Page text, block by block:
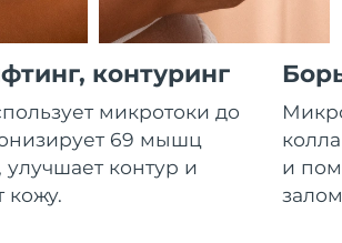
контуринг
микротоки до
69 мышц
контур и
кожу.
и
Для мужчин
Ожидаемая дата доставки
Ожидаемая дата доставки
Ожидаемая дата доставки
8/9/26